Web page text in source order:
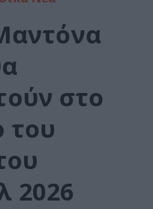
στο
του
2026